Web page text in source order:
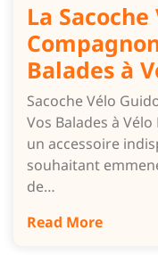
La
Balades à
Sacoche Vélo
Vos Balades à
un accessoire
souhaitant
de…
Read More